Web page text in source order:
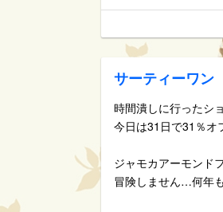
サーティーワン
時間潰しに行ったシ
今日は31日で31％オ
ジャモカアーモンド
冒険しません…何年